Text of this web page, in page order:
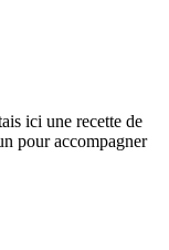
ici une recette de
pour accompagner